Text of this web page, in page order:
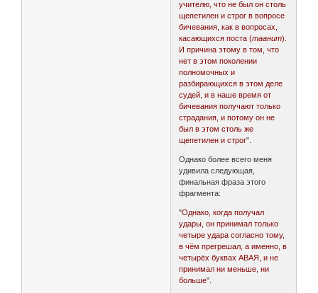
учителю, что не был он столь
щепетилен и строг в вопросе
бичевания, как в вопросах,
касающихся поста (таанит).
И причина этому в том, что
нет в этом поколении
полномочных и
разбирающихся в этом деле
судей, и в наше время от
бичевания получают только
страдания, и потому он не
был в этом столь же
щепетилен и строг".
Однако более всего меня
удивила следующая,
финальная фраза этого
фрагмента:
"Однако, когда получал
удары, он принимал только
четыре удара согласно тому,
в чём прегрешал, а именно, в
четырёх буквах АВАЯ, и не
принимал ни меньше, ни
больше".